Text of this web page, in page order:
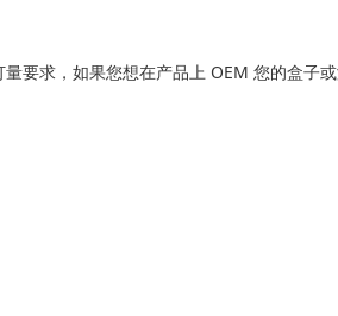
要求，如果您想在产品上 OEM 您的盒子